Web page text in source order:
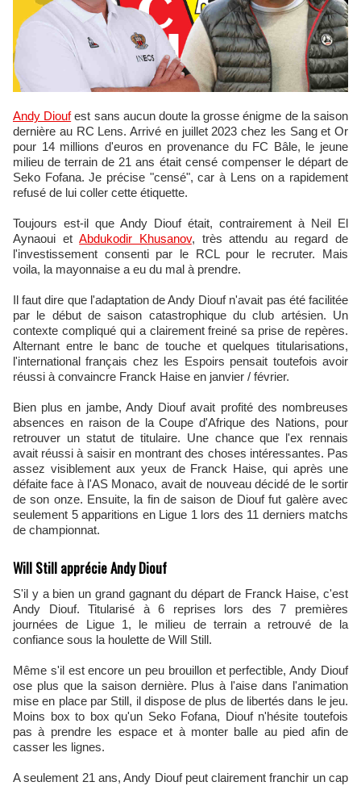
Andy Dioufest sans aucun doute la grosse énigme de la saison
dernière au RC Lens. Arrivé en juillet 2023 chez les Sang et Or
pour 14 millions d'euros en provenance du FC Bâle, le jeune
milieu de terrain de 21 ans était censé compenser le départ de
Seko Fofana. Je précise "censé", car à Lens on a rapidement
refusé de lui coller cette étiquette.
Toujours est-il que Andy Diouf était, contrairement à Neil El
Aynaoui etAbdukodir Khusanov, très attendu au regard de
l'investissement consenti par le RCL pour le recruter. Mais
voila, la mayonnaise a eu du mal à prendre.
Il faut dire que l'adaptation de Andy Diouf n'avait pas été facilitée
par le début de saison catastrophique du club artésien. Un
contexte compliqué qui a clairement freiné sa prise de repères.
Alternant entre le banc de touche et quelques titularisations,
l'international français chez les Espoirs pensait toutefois avoir
réussi à convaincre Franck Haise en janvier / février.
Bien plus en jambe, Andy Diouf avait profité des nombreuses
absences en raison de la Coupe d'Afrique des Nations, pour
retrouver un statut de titulaire. Une chance que l'ex rennais
avait réussi à saisir en montrant des choses intéressantes. Pas
assez visiblement aux yeux de Franck Haise, qui après une
défaite face à l'AS Monaco, avait de nouveau décidé de le sortir
de son onze. Ensuite, la fin de saison de Diouf fut galère avec
seulement 5 apparitions en Ligue 1 lors des 11 derniers matchs
de championnat.
Will Still apprécie Andy Diouf
S'il y a bien un grand gagnant du départ de Franck Haise, c'est
Andy Diouf. Titularisé à 6 reprises lors des 7 premières
journées de Ligue 1, le milieu de terrain a retrouvé de la
confiance sous la houlette de Will Still.
Même s'il est encore un peu brouillon et perfectible, Andy Diouf
ose plus que la saison dernière. Plus à l'aise dans l'animation
mise en place par Still, il dispose de plus de libertés dans le jeu.
Moins box to box qu'un Seko Fofana, Diouf n'hésite toutefois
pas à prendre les espace et à monter balle au pied afin de
casser les lignes.
A seulement 21 ans, Andy Diouf peut clairement franchir un cap